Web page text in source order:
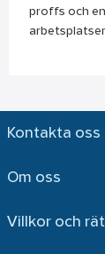
proffs och
Kontakta oss
Om oss
Villkor och